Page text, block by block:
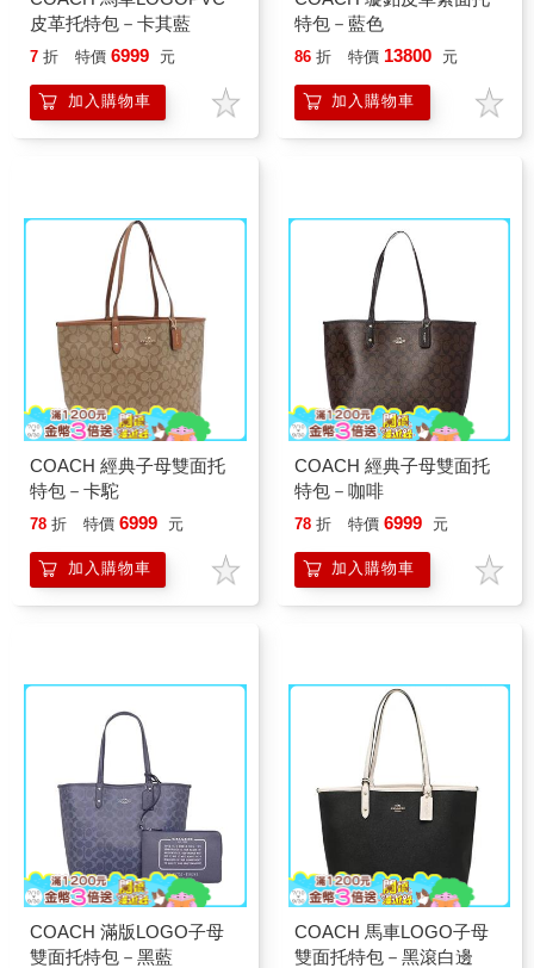
皮革托特包－卡其藍
7 折 特價 6999 元
加入購物車
特包－藍色
86 折 特價 13800 元
加入購物車
COACH 經典子母雙面托
特包－卡駝
78 折 特價 6999 元
加入購物車
COACH 經典子母雙面托
特包－咖啡
78 折 特價 6999 元
加入購物車
COACH 滿版LOGO子母
雙面托特包－黑藍
COACH 馬車LOGO子母
雙面托特包－黑滾白邊